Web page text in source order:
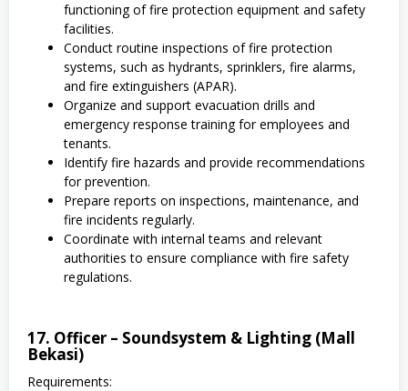
functioning of fire protection equipment and safety
facilities.
Conduct routine inspections of fire protection
systems, such as hydrants, sprinklers, fire alarms,
and fire extinguishers (APAR).
Organize and support evacuation drills and
emergency response training for employees and
tenants.
Identify fire hazards and provide recommendations
for prevention.
Prepare reports on inspections, maintenance, and
fire incidents regularly.
Coordinate with internal teams and relevant
authorities to ensure compliance with fire safety
regulations.
17. Officer – Soundsystem & Lighting (Mall
Bekasi)
Requirements: